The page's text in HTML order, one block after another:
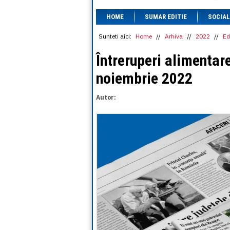
HOME SUMAR EDITIE SOCIAL
Sunteti aici: Home // Arhiva // 2022 //
Întreruperi
noiembrie 2022
Autor: